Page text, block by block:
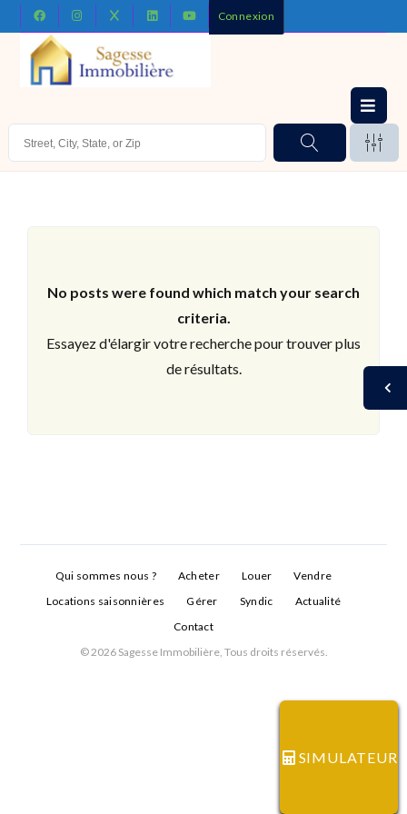
Connexion
No posts were found which match your search
criteria.
Essayez d'élargir votre recherche pour trouver plus
de résultats.
Qui sommes nous ? Acheter Louer
Vendre
Locations saisonnières
Gérer Syndic
Actualité
Contact
© 2026 Sagesse Immobilière, Tous droits réservés.
SIMULATEUR
Connexion